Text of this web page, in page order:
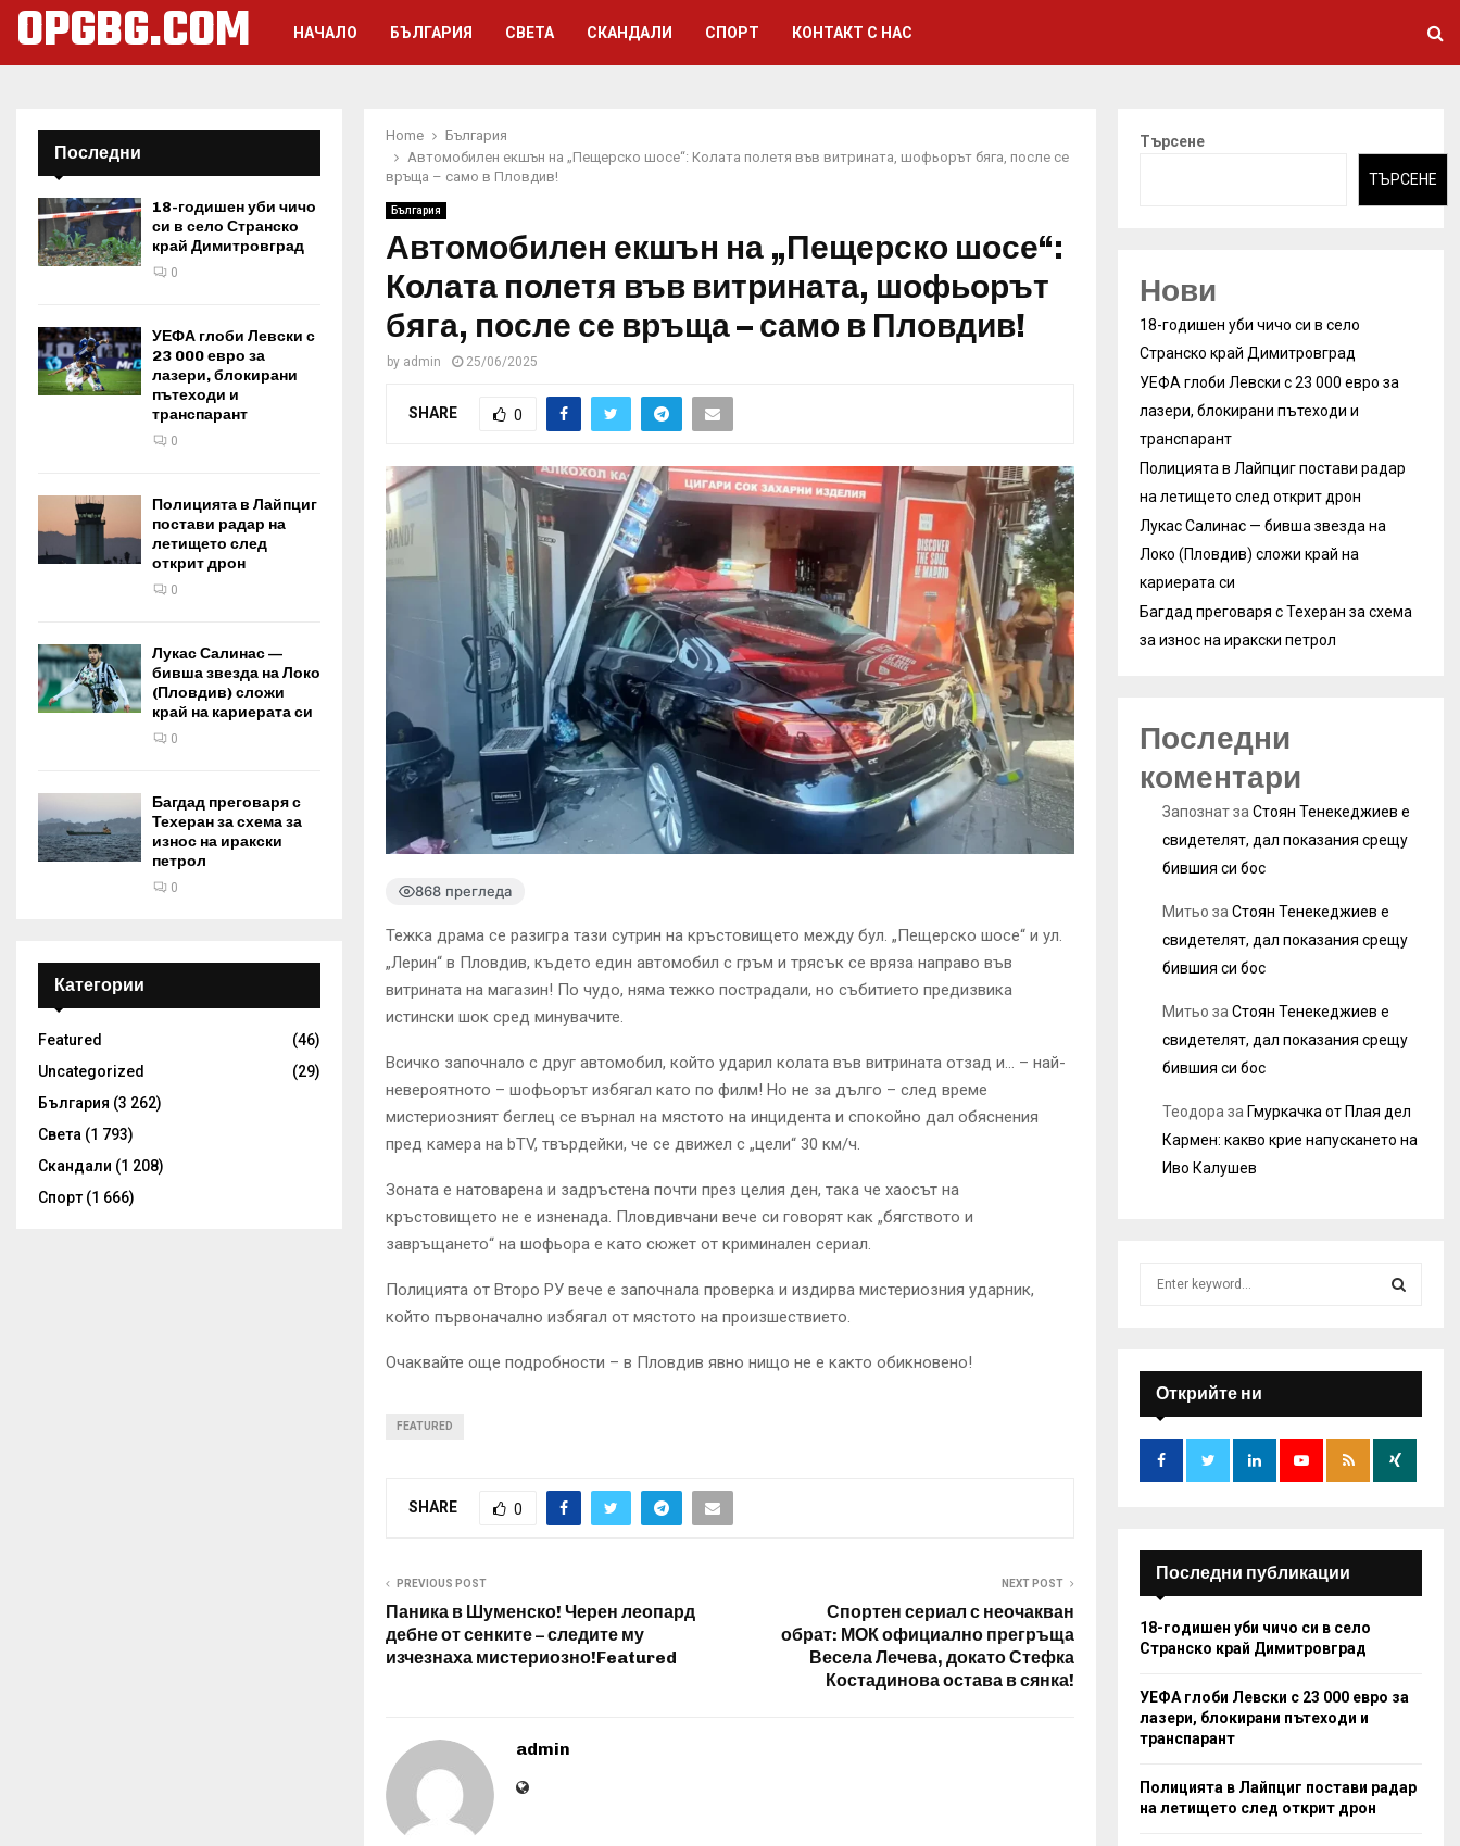
OPGBG.COM НАЧАЛО БЪЛГАРИЯ СВЕТА СКАНДАЛИ СПОРТ КОНТАКТ С НАС
Home
България
Автомобилен екшън на „Пещерско шосе“: Колата полетя във витрината, шофьорът бяга, после се
връща – само в Пловдив!
България
Автомобилен екшън на „Пещерско шосе“:
Колата полетя във витрината, шофьорът
бяга, после се връща – само в Пловдив!
by admin 25/06/2025
SHARE 0
868 прегледа
Тежка драма се разигра тази сутрин на кръстовището между бул. „Пещерско шосе“ и ул.
„Лерин“ в Пловдив, където един автомобил с гръм и трясък се вряза направо във
витрината на магазин! По чудо, няма тежко пострадали, но събитието предизвика
истински шок сред минувачите.
Всичко започнало с друг автомобил, който ударил колата във витрината отзад и… – най-
невероятното – шофьорът избягал като по филм! Но не за дълго – след време
мистериозният беглец се върнал на мястото на инцидента и спокойно дал обяснения
пред камера на bTV, твърдейки, че се движел с „цели“ 30 км/ч.
Зоната е натоварена и задръстена почти през целия ден, така че хаосът на
кръстовището не е изненада. Пловдивчани вече си говорят как „бягството и
завръщането“ на шофьора е като сюжет от криминален сериал.
Полицията от Второ РУ вече е започнала проверка и издирва мистериозния ударник,
който първоначално избягал от мястото на произшествието.
Очаквайте още подробности – в Пловдив явно нищо не е както обикновено!
FEATURED
SHARE 0
PREVIOUS POST
Паника в Шуменско! Черен леопард
дебне от сенките – следите му
изчезнаха мистериозно!Featured
NEXT POST
Спортен сериал с неочакван
обрат: МОК официално прегръща
Весела Лечева, докато Стефка
Костадинова остава в сянка!
admin
Последни
18-годишен уби чичо
си в село Странско
край Димитровград
0
УЕФА глоби Левски с
23 000 евро за
лазери, блокирани
пътеходи и
транспарант
0
Полицията в Лайпциг
постави радар на
летището след
открит дрон
0
Лукас Салинас —
бивша звезда на Локо
(Пловдив) сложи
край на кариерата си
0
Багдад преговаря с
Техеран за схема за
износ на иракски
петрол
0
Категории
Featured
(46)
Uncategorized
(29)
България (3 262)
Света (1 793)
Скандали (1 208)
Спорт (1 666)
Търсене
ТЪРСЕНЕ
Нови
18-годишен уби чичо си в село
Странско край Димитровград
УЕФА глоби Левски с 23 000 евро за
лазери, блокирани пътеходи и
транспарант
Полицията в Лайпциг постави радар
на летището след открит дрон
Лукас Салинас — бивша звезда на
Локо (Пловдив) сложи край на
кариерата си
Багдад преговаря с Техеран за схема
за износ на иракски петрол
Последни
коментари
Запознатза Стоян Тенекеджиев е
свидетелят, дал показания срещу
бившия си бос
Митьо за Стоян Тенекеджиев е
свидетелят, дал показания срещу
бившия си бос
Митьо за Стоян Тенекеджиев е
свидетелят, дал показания срещу
бившия си бос
Теодора за Гмуркачка от Плая дел
Кармен: какво крие напускането на
Иво Калушев
:
E
A
R
Открийте ни
Последни публикации
18-годишен уби чичо си в село
Странско край Димитровград
УЕФА глоби Левски с 23 000 евро за
лазери, блокирани пътеходи и
транспарант
Полицията в Лайпциг постави радар
на летището след открит дрон